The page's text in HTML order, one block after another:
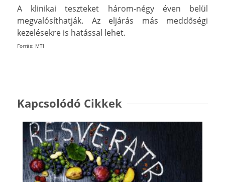
A klinikai teszteket három-négy éven belül
megvalósíthatják. Az eljárás más meddőségi
kezelésekre is hatással lehet.
Forrás: MTI
Kapcsolódó Cikkek